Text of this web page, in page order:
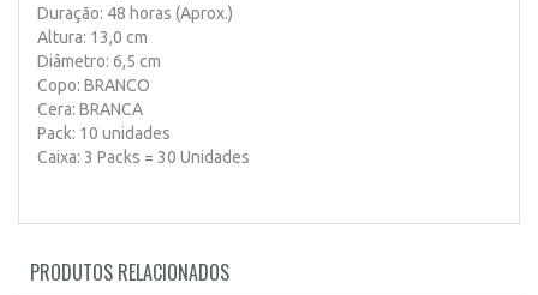
Duração: 48 horas (Aprox.)
Altura: 13,0 cm
Diâmetro: 6,5 cm
Copo: BRANCO
Cera: BRANCA
Pack: 10 unidades
Caixa: 3 Packs = 30 Unidades
PRODUTOS RELACIONADOS